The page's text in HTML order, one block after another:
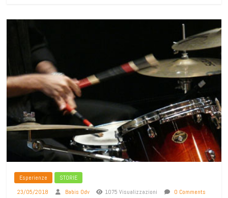
Esperienze
STORIE
23/05/2018
Babis Odv 1075 Visualizzazioni
0 Comments